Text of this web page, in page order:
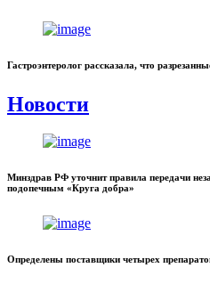
Гастроэнтеролог рассказала, что
Новости
Минздрав РФ уточнит правила передачи
подопечным «Круга добра»
Определены поставщики четырех